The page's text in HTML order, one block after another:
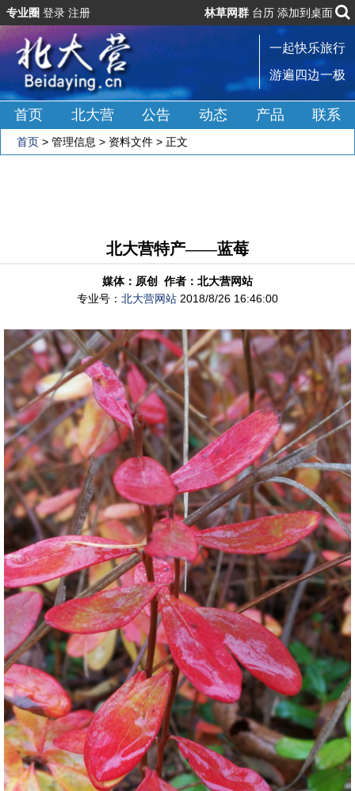
专业圈 登录 注册 林草网群 台历 添加到桌面
一起快乐旅行
游遍四边一极
首页 北大营 公告 动态 产品 联系
首页 > 管理信息 > 资料文件 > 正文
北大营特产——蓝莓
媒体：原创 作者：北大营网站
专业号： 北大营网站 2018/8/26 16:46:00